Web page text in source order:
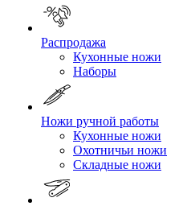
Распродажа
Кухонные ножи
Наборы
Ножи ручной работы
Кухонные ножи
Охотничьи ножи
Складные ножи